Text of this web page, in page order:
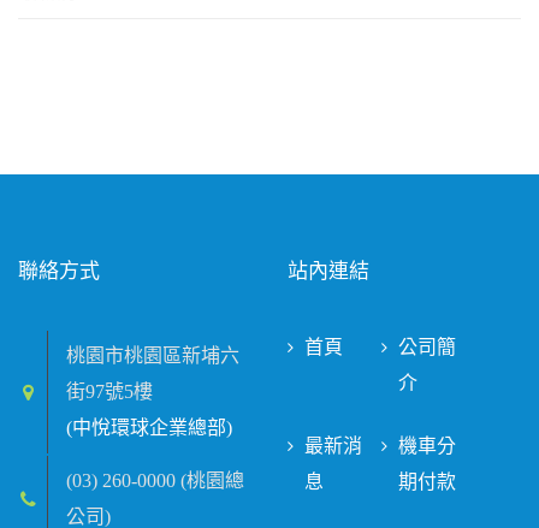
聯絡方式
桃園市桃園區新埔六
街97號5樓
(中悅環球企業總部)
(03) 260-0000 (桃園總
公司)
站內連結
首頁
公司簡
介
最新消
息
機車分
期付款